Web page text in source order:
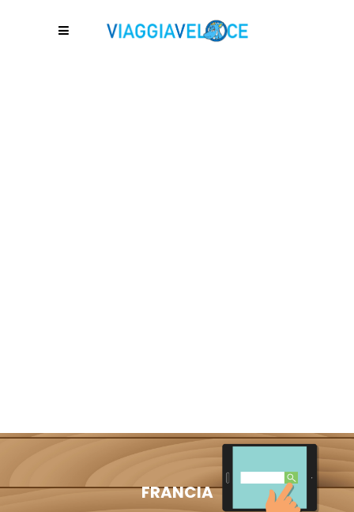
FRANCIA